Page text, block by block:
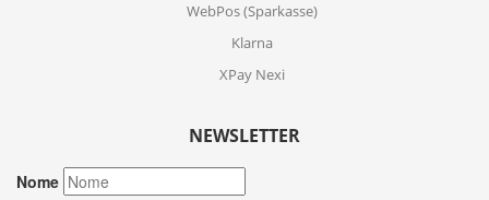
WebPos (Sparkasse)
Klarna
XPay Nexi
NEWSLETTER